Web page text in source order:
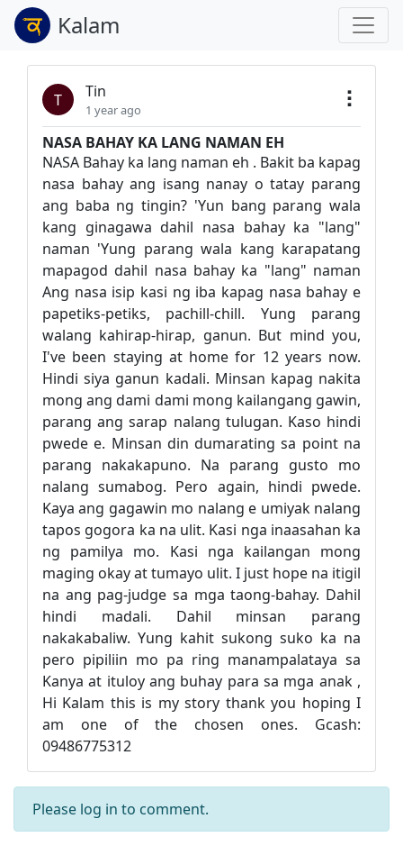
Kalam
T Tin
1 year ago
NASA BAHAY KA LANG NAMAN EH
NASA Bahay ka lang naman eh . Bakit ba kapag
nasa bahay ang isang nanay o tatay parang
ang baba ng tingin? 'Yun bang parang wala
kang ginagawa dahil nasa bahay ka "lang"
naman 'Yung parang wala kang karapatang
mapagod dahil nasa bahay ka "lang" naman
Ang nasa isip kasi ng iba kapag nasa bahay e
papetiks-petiks, pachill-chill. Yung parang
walang kahirap-hirap, ganun. But mind you,
I've been staying at home for 12 years now.
Hindi siya ganun kadali. Minsan kapag nakita
mong ang dami dami mong kailangang gawin,
parang ang sarap nalang tulugan. Kaso hindi
pwede e. Minsan din dumarating sa point na
parang nakakapuno. Na parang gusto mo
nalang sumabog. Pero again, hindi pwede.
Kaya ang gagawin mo nalang e umiyak nalang
tapos gogora ka na ulit. Kasi nga inaasahan ka
ng pamilya mo. Kasi nga kailangan mong
maging okay at tumayo ulit. I just hope na itigil
na ang pag-judge sa mga taong-bahay. Dahil
hindi madali. Dahil minsan parang
nakakabaliw. Yung kahit sukong suko ka na
pero pipiliin mo pa ring manampalataya sa
Kanya at ituloy ang buhay para sa mga anak ,
Hi Kalam this is my story thank you hoping I
am one of the chosen ones. Gcash:
09486775312
Please log in to comment.